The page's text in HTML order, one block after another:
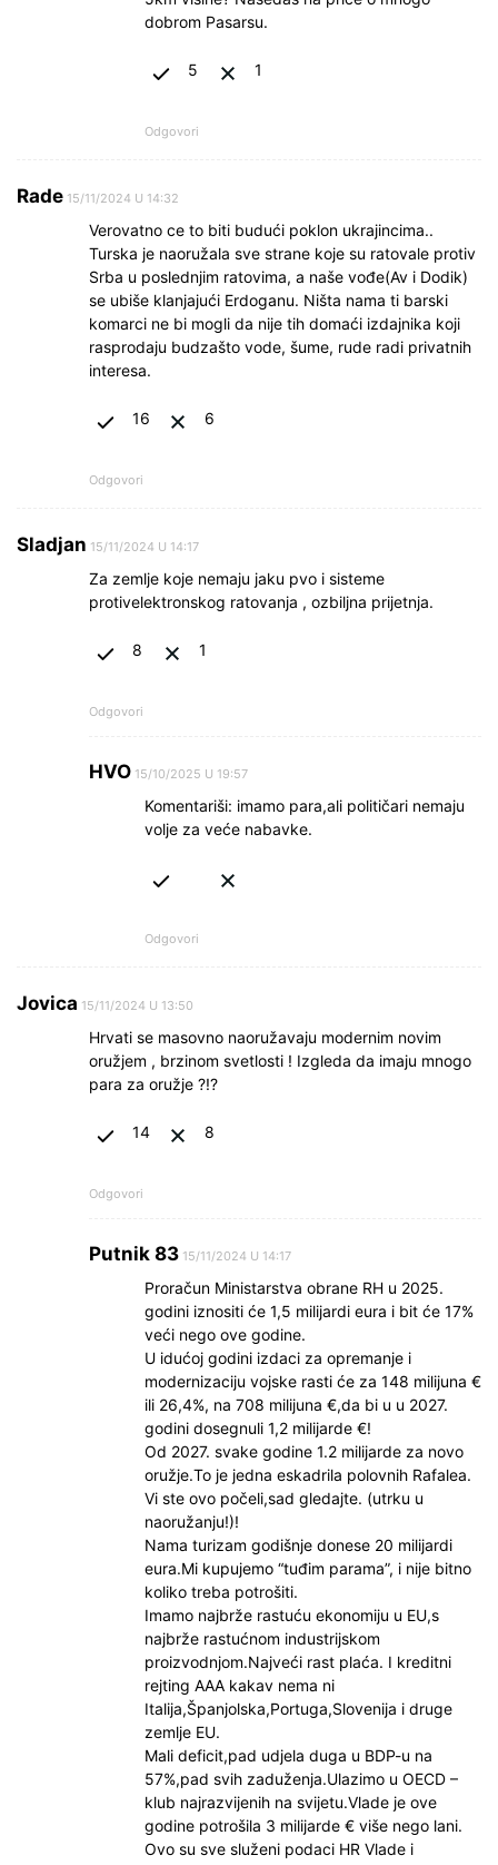
dobrom Pasarsu.
5 1
Odgovori
Rade 15/11/2024 U 14:32
Verovatno ce to biti budući poklon ukrajincima..
Turska je naoružala sve strane koje su ratovale protiv
Srba u poslednjim ratovima, a naše vođe(Av i Dodik)
se ubiše klanjajući Erdoganu. Ništa nama ti barski
komarci ne bi mogli da nije tih domaći izdajnika koji
rasprodaju budzašto vode, šume, rude radi privatnih
interesa.
16 6
Odgovori
Sladjan 15/11/2024 U 14:17
Za zemlje koje nemaju jaku pvo i sisteme
protivelektronskog ratovanja , ozbiljna prijetnja.
8 1
Odgovori
HVO 15/10/2025 U 19:57
Komentariši: imamo para,ali političari nemaju
volje za veće nabavke.
Odgovori
Jovica 15/11/2024 U 13:50
Hrvati se masovno naoružavaju modernim novim
oružjem , brzinom svetlosti ! Izgleda da imaju mnogo
para za oružje ?!?
14 8
Odgovori
Putnik 83 15/11/2024 U 14:17
Proračun Ministarstva obrane RH u 2025.
godini iznositi će 1,5 milijardi eura i bit će 17%
veći nego ove godine.
U idućoj godini izdaci za opremanje i
modernizaciju vojske rasti će za 148 milijuna €
ili 26,4%, na 708 milijuna €,da bi u u 2027.
godini dosegnuli 1,2 milijarde €!
Od 2027. svake godine 1.2 milijarde za novo
oružje.To je jedna eskadrila polovnih Rafalea.
Vi ste ovo počeli,sad gledajte. (utrku u
naoružanju!)!
Nama turizam godišnje donese 20 milijardi
eura.Mi kupujemo “tuđim parama”, i nije bitno
koliko treba potrošiti.
Imamo najbrže rastuću ekonomiju u EU,s
najbrže rastućnom industrijskom
proizvodnjom.Najveći rast plaća. I kreditni
rejting AAA kakav nema ni
Italija,Španjolska,Portuga,Slovenija i druge
zemlje EU.
Mali deficit,pad udjela duga u BDP-u na
57%,pad svih zaduženja.Ulazimo u OECD –
klub najrazvijenih na svijetu.Vlade je ove
godine potrošila 3 milijarde € više nego lani.
Ovo su sve služeni podaci HR Vlade i